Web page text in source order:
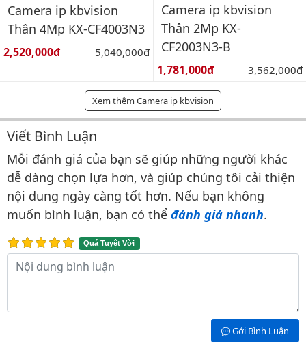
Camera ip kbvision
Thân 4Mp KX-CF4003N3
Giá bán:
2,520,000đ Giá gốc:
5,040,000đ
Camera ip kbvision
Thân 2Mp KX-
CF2003N3-B
Giá bán:
1,781,000đ Giá gốc:
3,562,000đ
Xem thêm Camera ip kbvision
Bình luận & Đánh giá
Viết Bình Luận
Mỗi đánh giá của bạn sẽ giúp những người khác
dễ dàng chọn lựa hơn, và giúp chúng tôi cải thiện
nội dung ngày càng tốt hơn. Nếu bạn không
muốn bình luận, bạn có thể đánh giá nhanh.
Quá Tuyệt Vời
Nội dung bình luận
Gởi Bình Luận